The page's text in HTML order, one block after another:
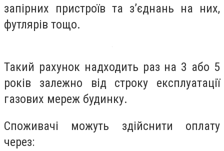
запірних пристроїв та з’єднань на них,
футлярів тощо.
Такий рахунок надходить раз на 3 або 5
років залежно від строку експлуатації
газових мереж будинку.
Споживачі можуть здійснити оплату
через: